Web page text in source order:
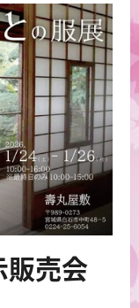
販売会